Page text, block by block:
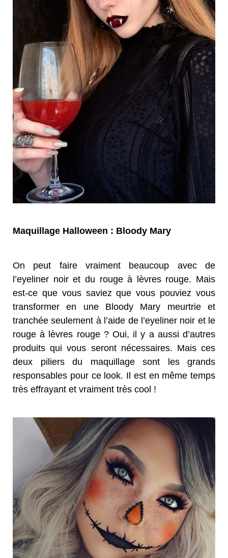
Maquillage Halloween : Bloody Mary
On peut faire vraiment beaucoup avec de
l’eyeliner noir et du rouge à lèvres rouge. Mais
est-ce que vous saviez que vous pouviez vous
transformer en une Bloody Mary meurtrie et
tranchée seulement à l’aide de l’eyeliner noir et le
rouge à lèvres rouge ? Oui, il y a aussi d’autres
produits qui vous seront nécessaires. Mais ces
deux piliers du maquillage sont les grands
responsables pour ce look. Il est en même temps
très effrayant et vraiment très cool !